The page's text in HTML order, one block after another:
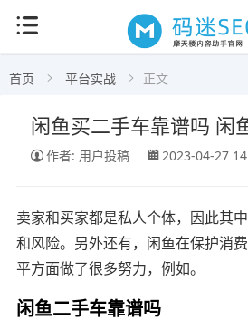
首页 平台实战 正文
闲鱼买二手车靠谱吗 闲
作者: 用户投稿 2023-04-27
卖家和买家都是私人个体，因此其
和风险。另外还有，闲鱼在保护消
平方面做了很多努力，例如。
闲鱼二手车靠谱吗